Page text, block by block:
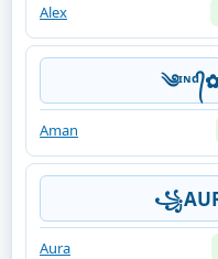
Alex
Aman
Aura